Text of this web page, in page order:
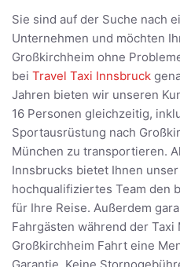
Sie sind auf der Suche nach
Unternehmen und möchten
Großkirchheim ohne
bei Travel Taxi Innsbruck
Jahren bieten wir unseren
16 Personen gleichzeitig,
Sportausrüstung nach
München zu transportieren.
Innsbrucks bietet Ihnen
hochqualifiziertes Team den
für Ihre Reise. Außerdem
Fahrgästen während der
Großkirchheim Fahrt eine